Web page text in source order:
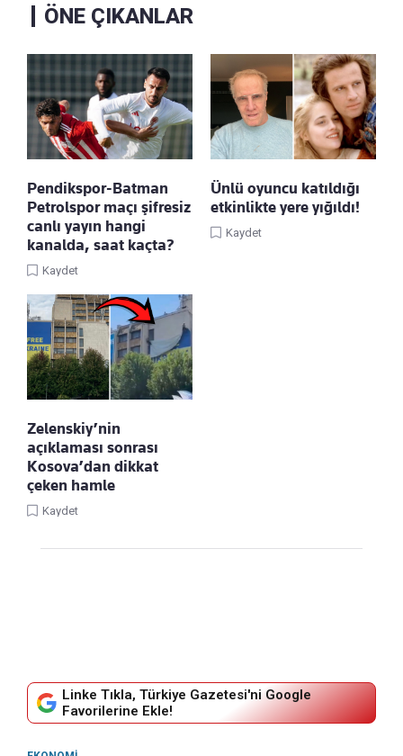
ÖNE ÇIKANLAR
Pendikspor-Batman
Petrolspor maçı şifresiz
canlı yayın hangi
kanalda, saat kaçta?
Kaydet
Ünlü oyuncu katıldığı
etkinlikte yere yığıldı!
Kaydet
Zelenskiy’nin
açıklaması sonrası
Kosova’dan dikkat
çeken hamle
Kaydet
Linke Tıkla, Türkiye Gazetesi'ni Google
Favorilerine Ekle!